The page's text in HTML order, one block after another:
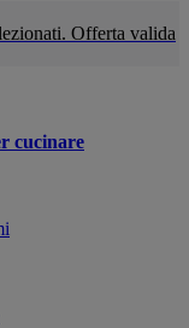
Offerta valida
cucinare